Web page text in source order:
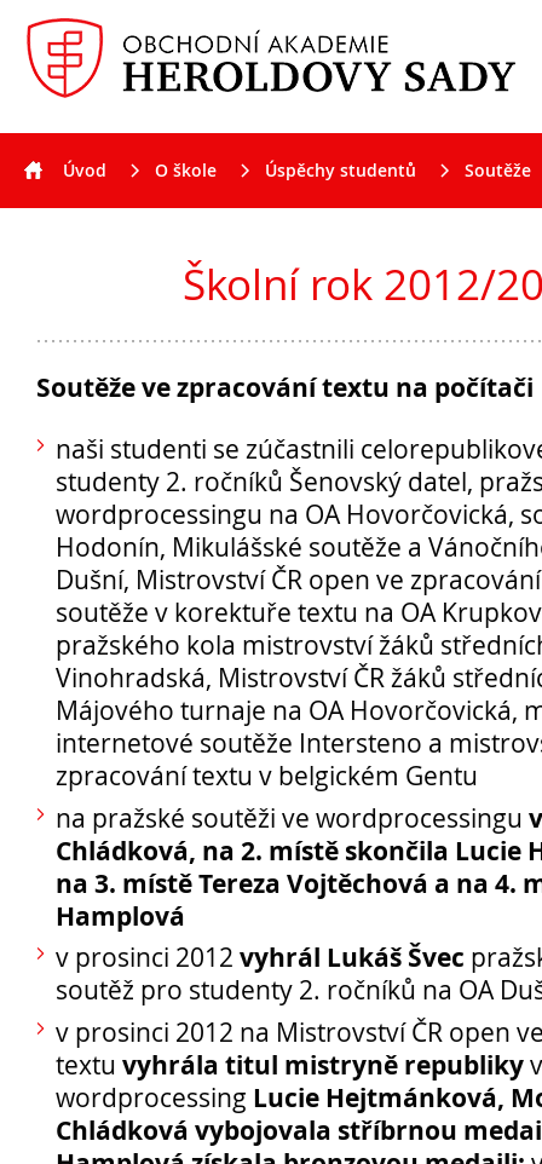
Aktuality
Opravné zkoušky a doklasifikace srpen
Podzimní maturitní zkoušky 2026
Pro
uchazeče
Úvod O škole Úspěchy studentů Soutěže
Školní rok 2012/
Soutěže ve zpracování textu na počítači
naši studenti se zúčastnili
studenty 2. ročníků Šenovský datel,
wordprocessingu na OA Hovorčovická,
Hodonín, Mikulášské soutěže a
Dušní, Mistrovství ČR open ve
soutěže v korektuře textu na OA
pražského kola mistrovství žáků
Vinohradská, Mistrovství ČR žáků
Májového turnaje na OA Hovorčovická,
internetové soutěže Intersteno a
zpracování textu v belgickém Gentu
na pražské soutěži ve wordprocessingu
Chládková, na 2. místě skončila Lucie
na 3. místě Tereza Vojtěchová a na 4.
Hamplová
v prosinci 2012 vyhrál Lukáš Švec
soutěž pro studenty 2. ročníků na OA
v prosinci 2012 na Mistrovství ČR open
textu vyhrála titul mistryně republiky
wordprocessing Lucie Hejtmánková,
Chládková vybojovala stříbrnou